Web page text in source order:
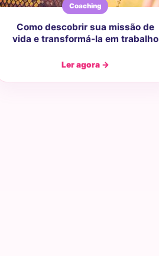
Coaching
Como descobrir sua missão de
vida e transformá-la em trabalho
Ler agora →